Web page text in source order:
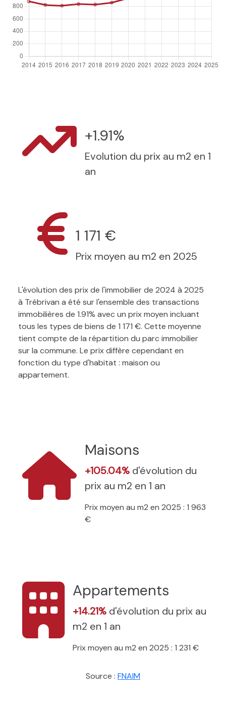
+1.91%
Evolution du prix au m2 en 1
an
1 171 €
Prix moyen au m2 en 2025
L'évolution des prix de l'immobilier de 2024 à 2025
à Trébrivan a été sur l'ensemble des transactions
immobilières de 1.91% avec un prix moyen incluant
tous les types de biens de 1 171 €. Cette moyenne
tient compte de la répartition du parc immobilier
sur la commune. Le prix diffère cependant en
fonction du type d'habitat : maison ou
appartement.
Maisons
+105.04% d'évolution du
prix au m2 en 1 an
Prix moyen au m2 en 2025 : 1 963
€
Appartements
+14.21% d'évolution du prix au
m2 en 1 an
Prix moyen au m2 en 2025 : 1 231 €
Source : FNAIM